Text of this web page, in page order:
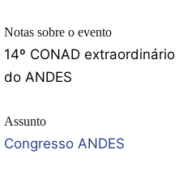
Notas sobre o evento
14º CONAD extraordinário
do ANDES
Assunto
Congresso ANDES